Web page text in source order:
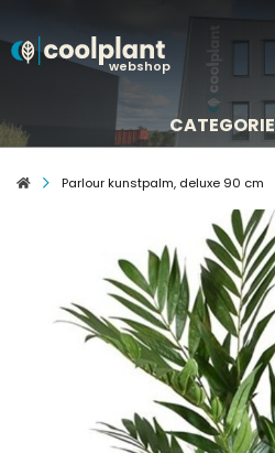
webshop
Parlour kunstpalm, deluxe 90 cm